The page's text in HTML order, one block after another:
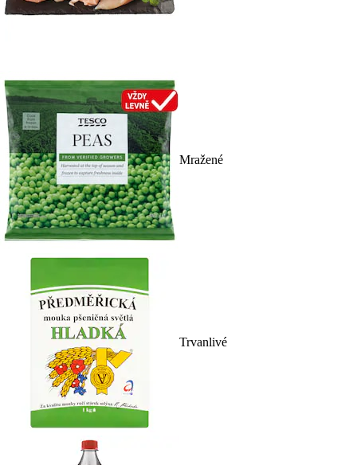
Mražené
Trvanlivé